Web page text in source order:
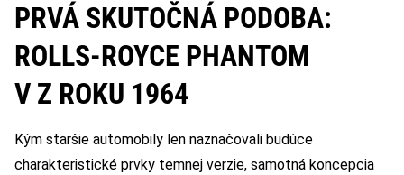
PRVÁ SKUTOČNÁ PODOBA:
ROLLS-ROYCE PHANTOM
V Z ROKU 1964
Kým staršie automobily len naznačovali budúce
charakteristické prvky temnej verzie, samotná koncepcia